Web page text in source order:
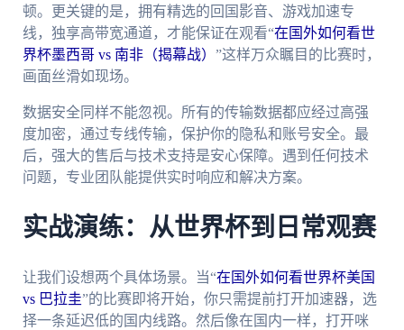
顿。更关键的是，拥有精选的回国影音、游戏加速专
线，独享高带宽通道，才能保证在观看“在国外如何看世
界杯墨西哥 vs 南非（揭幕战） ”这样万众瞩目的比赛时，
画面丝滑如现场。
数据安全同样不能忽视。所有的传输数据都应经过高强
度加密，通过专线传输，保护你的隐私和账号安全。最
后，强大的售后与技术支持是安心保障。遇到任何技术
问题，专业团队能提供实时响应和解决方案。
实战演练：从世界杯到日常观赛
让我们设想两个具体场景。当“在国外如何看世界杯美国
vs 巴拉圭”的比赛即将开始，你只需提前打开加速器，选
择一条延迟低的国内线路。然后像在国内一样，打开咪